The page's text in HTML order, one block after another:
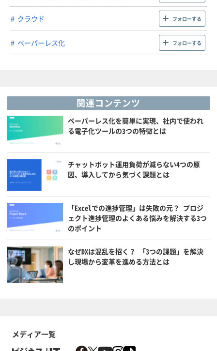
クラウド フォローする
ペーパーレス化 フォローする
関連コンテンツ
ペーパーレス化を簡単に実現、社内で使われ
る電子化ツールの3つの特徴とは
チャットボット運用負荷が減らない4つの原
因、導入してから気づく課題とは
「Excelでの進捗管理」は失敗の元？ プロジ
ェクト進捗管理のよくある悩みを解決する3つ
のポイント
なぜDXは混乱を招く？ 「3つの課題」を解決
し現場から変革を進める方法とは
メディア一覧